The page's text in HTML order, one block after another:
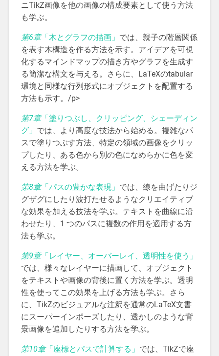
ニTikZ画像を他の画像の構成要素として使う方法
も学ぶ。
第6章「木とグラフの描画」 では、親子の階層関係
を表す木構造を作る方法を示す。アイデアを可視
化するマインドマップの描き方やグラフを生成す
る簡潔な構文を与える。さらに、LaTeXのtabular
環境と同様な行列形式にオブジェクトを配置する
方法も示す。/p>
第7章「塗りつぶし、クリッピング、シェーディン
グ」 では、より高度な技法から始める。複雑なパ
スで塗りつぶす方法、特定の領域の画像をクリッ
プしたり、ある色から別の色になめらかに色を変
える方法を学ぶ。
第8章「パスの豊かな表現」 では、線を曲げたりジ
グザグにしたり波打たせるようなクリエイティブ
な効果を加える技法を学ぶ。テキストを曲線に沿
わせたり、1 つのパスに複数の作用を適用する方
法も学ぶ。
第9章「レイヤー、オーバーレイ、透明性を使う」
では、様々なレイヤーに描画して、オブジェクト
をテキストや画像の背後に置く方法を学ぶ。透明
性を使ってこの効果を上げる方法も学ぶ。さら
に、TikZのビジュアルな注釈を通常のLaTeX文書
にスーパーインポーズしたり、透かしのような背
景画像を追加したりする方法を学ぶ。
第10章「座標とパスで計算する」 では、TikZで座